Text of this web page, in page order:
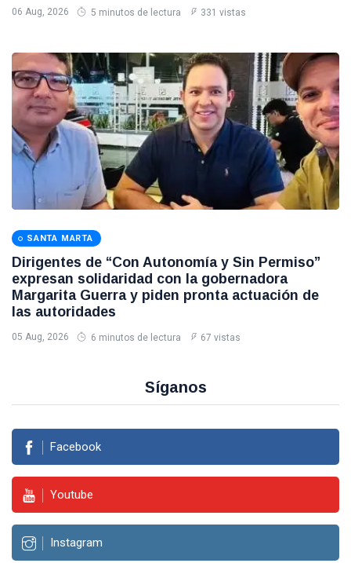
06 Aug, 2026 5 minutos de lectura 331 vistas
SANTA MARTA
Dirigentes de “Con Autonomía y Sin Permiso”
expresan solidaridad con la gobernadora
Margarita Guerra y piden pronta actuación de
las autoridades
05 Aug, 2026 6 minutos de lectura 67 vistas
Síganos
Facebook
Youtube
Instagram